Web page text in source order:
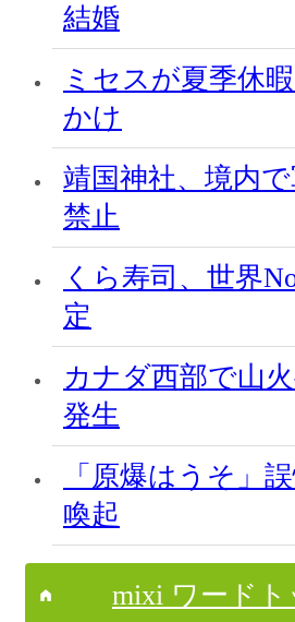
結婚
ミセスが夏季休
かけ
靖国神社、境内
禁止
くら寿司、世界
定
カナダ西部で山
発生
「原爆はうそ」
喚起
mixi ワードト